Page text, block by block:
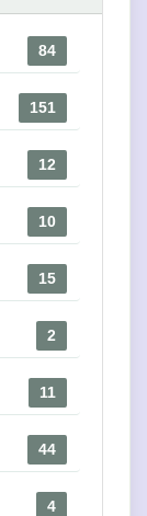
84
151
12
10
15
2
11
44
4